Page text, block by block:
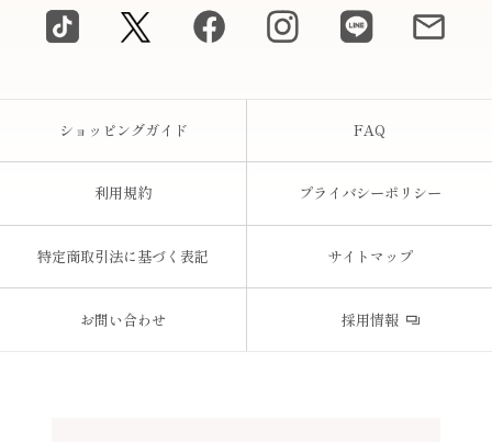
ショッピングガイド FAQ
利用規約 プライバシーポリシー
特定商取引法に基づく表記 サイトマップ
お問い合わせ 採用情報